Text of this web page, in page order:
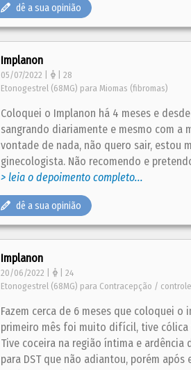
dê a sua opinião
Implanon
05/07/2022 | | 28
Etonogestrel (68MG) para Miomas (fibromas)
Coloquei o Implanon há 4 meses e
sangrando diariamente e mesmo com a
vontade de nada, não quero sair, estou
ginecologista. Não recomendo e
> leia o depoimento completo...
dê a sua opinião
Implanon
20/06/2022 | | 24
Etonogestrel (68MG) para Contracepção /
Fazem cerca de 6 meses que coloquei
primeiro mês foi muito difícil, tive
Tive coceira na região íntima e
para DST que não adiantou, porém